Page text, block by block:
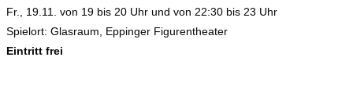
Fr., 19.11. von 19 bis 20 Uhr und von 22:30 bis 23 Uhr
Spielort: Glasraum, Eppinger Figurentheater
Eintritt frei